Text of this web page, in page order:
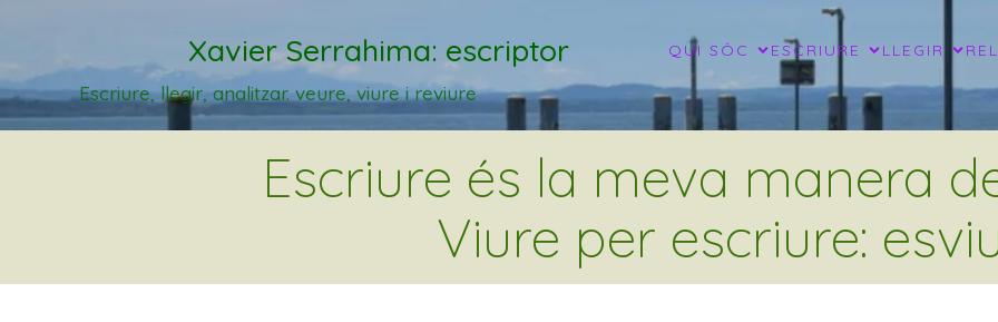
Xavier Serrahima: escriptor QUI SÓC ESCRIURE LLEGIR
Escriure, llegir, analitzar. veure, viure i reviure
Escriure és la meva manera
Viure per escriure: